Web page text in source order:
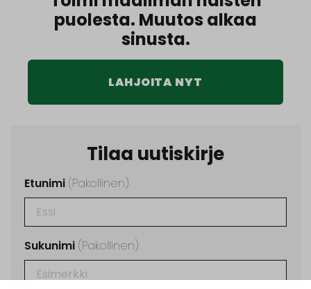
puolesta. Muutos alkaa
sinusta.
LAHJOITA NYT
Tilaa uutiskirje
Etunimi (Pakollinen)
Sukunimi (Pakollinen)